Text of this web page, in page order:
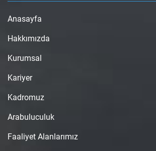
Anasayfa
Hakkımızda
Kurumsal
Kariyer
Kadromuz
Arabuluculuk
Faaliyet Alanlarımız